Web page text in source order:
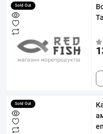
Sold Out
Sold Out